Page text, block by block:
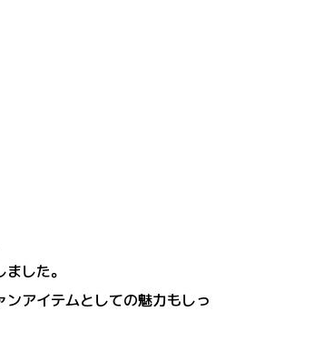
した。
アイテムとしての魅力もしっ